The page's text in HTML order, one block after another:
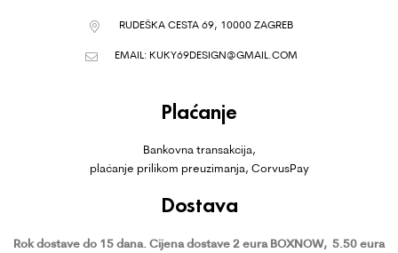
RUDEŠKA CESTA 69, 10000 ZAGREB
EMAIL: KUKY69DESIGN@GMAIL.COM
Plaćanje
Bankovna transakcija,
plaćanje prilikom preuzimanja, CorvusPay
Dostava
Rok dostave do 15 dana. Cijena dostave 2 eura BOXNOW, 5.50 eura